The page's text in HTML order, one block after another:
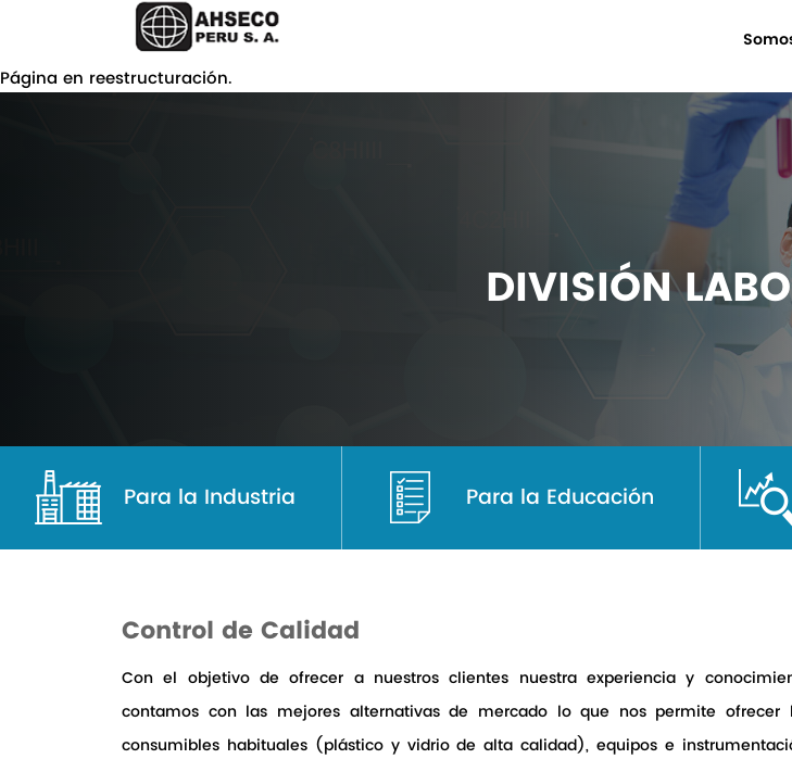
Página en reestructuración.
DIVISIÓN
Para la Industria Para la Educación
Control de Calidad
Con el objetivo de ofrecer a nuestros clientes nuestra experiencia y
contamos con las mejores alternativas de mercado lo que nos permite ofrecer
consumibles habituales (plástico y vidrio de alta calidad), equipos e